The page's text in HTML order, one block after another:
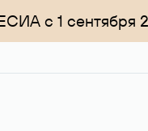
с 1 сентября